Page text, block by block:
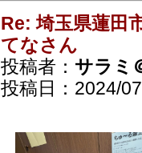
Re: 埼玉県蓮田
てなさん
投稿者： サラミ
投稿日：2024/